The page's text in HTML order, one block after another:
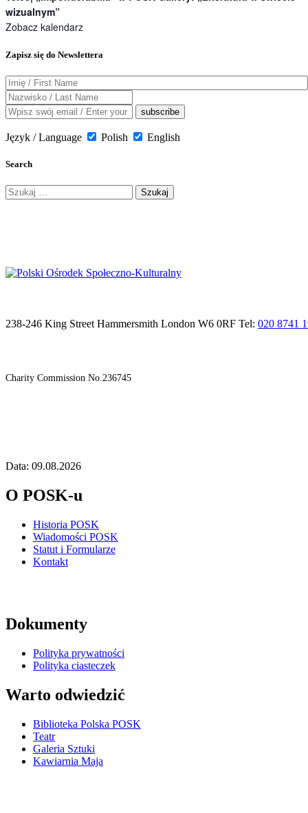
wizualnym”
Zobacz kalendarz
Zapisz się do Newslettera
Język / Language Polish English
Search
Szukaj:
238-246 King Street Hammersmith London W6 0RF Tel: 020 8741
Charity Commission No.236745
Data: 09.08.2026
O POSK-u
Historia POSK
Wiadomości POSK
Statut i Formularze
Kontakt
Dokumenty
Polityka prywatności
Polityka ciasteczek
Warto odwiedzić
Biblioteka Polska POSK
Teatr
Galeria Sztuki
Kawiarnia Maja